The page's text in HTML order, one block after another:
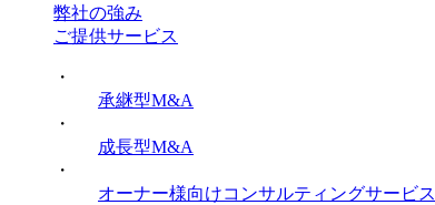
弊社の強み
ご提供サービス
・
承継型M&A
・
成長型M&A
・
オーナー様向けコンサルティングサービス